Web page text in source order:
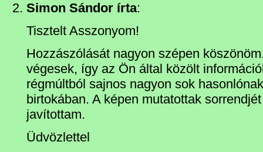
Simon Sándor írta:
Tisztelt Asszonyom!
Hozzászólását nagyon szépen
végesek, így az Ön által közölt
régmúltból sajnos nagyon sok
birtokában. A képen mutatottak
javítottam.
Üdvözlettel